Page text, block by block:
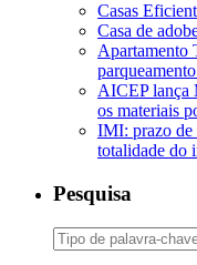
Casas
Casa de
Apartamento
AICEP lança
os materiais
IMI: prazo de
totalidade do
Pesquisa